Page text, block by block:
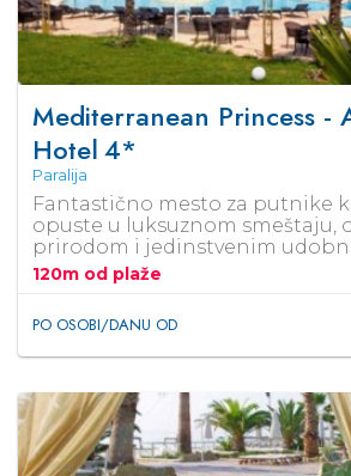
Mediterranean Princess -
Hotel4*
Paralija
Fantastično mesto za putnike
opuste u luksuznom smeštaju,
prirodom i jedinstvenim
120m od plaže
PO OSOBI/DANU OD